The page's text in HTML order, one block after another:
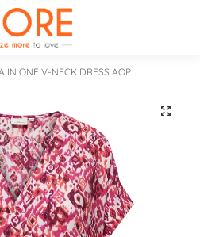
IN ONE V-NECK DRESS AOP